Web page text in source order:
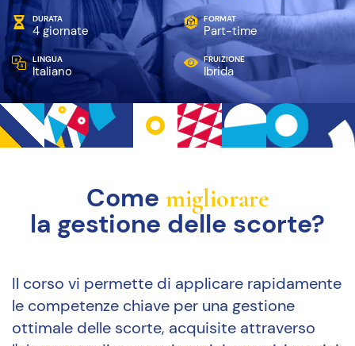
DURATA
4 giornate
FORMAT
Part-time
LINGUA
Italiano
FRUIZIONE
Ibrida
Come migliorare
la gestione delle scorte?
Il corso vi permette di applicare rapidamente
le competenze chiave per una gestione
ottimale delle scorte, acquisite attraverso